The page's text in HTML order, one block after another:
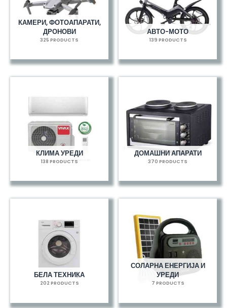
КАМЕРИ, ФОТОАПАРАТИ,
ДРОНОВИ
325 PRODUCTS
АВТО-МОТО
139 PRODUCTS
КЛИМА УРЕДИ
138 PRODUCTS
ДОМАШНИ АПАРАТИ
370 PRODUCTS
БЕЛА ТЕХНИКА
202 PRODUCTS
СОЛАРНА ЕНЕРГИЈА И
УРЕДИ
7 PRODUCTS